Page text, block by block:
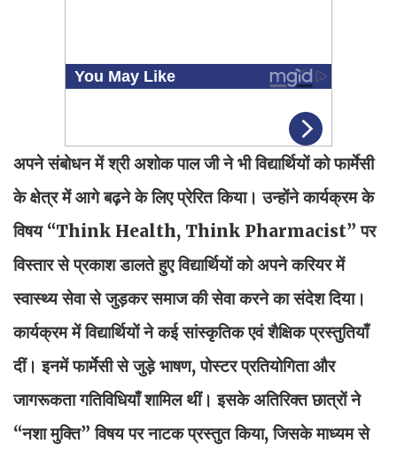
अपने संबोधन में श्री अशोक पाल जी ने भी विद्यार्थियों को फार्मेसी
के क्षेत्र में आगे बढ़ने के लिए प्रेरित किया। उन्होंने कार्यक्रम के
विषय “Think Health, Think Pharmacist” पर
विस्तार से प्रकाश डालते हुए विद्यार्थियों को अपने करियर में
स्वास्थ्य सेवा से जुड़कर समाज की सेवा करने का संदेश दिया।
कार्यक्रम में विद्यार्थियों ने कई सांस्कृतिक एवं शैक्षिक प्रस्तुतियाँ
दीं। इनमें फार्मेसी से जुड़े भाषण, पोस्टर प्रतियोगिता और
जागरूकता गतिविधियाँ शामिल थीं। इसके अतिरिक्त छात्रों ने
“नशा मुक्ति” विषय पर नाटक प्रस्तुत किया, जिसके माध्यम से